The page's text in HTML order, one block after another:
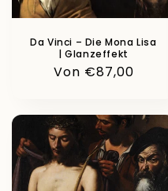
Da Vinci – Die Mona Lisa
| Glanzeffekt
Normaler
Von €87,00